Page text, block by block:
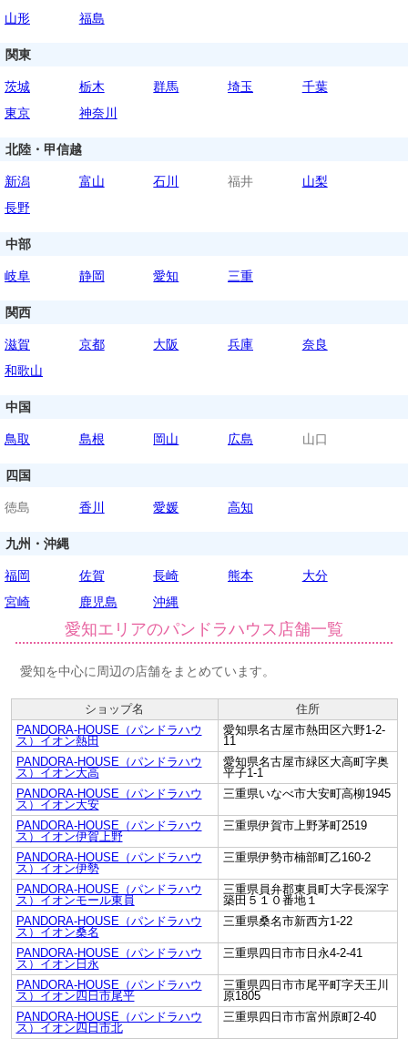
山形 福島
関東
茨城 栃木 群馬 埼玉
千葉
東京
神奈川
北陸・甲信越
新潟 富山 石川 福井
山梨
長野
中部
岐阜 静岡 愛知 三重
関西
滋賀 京都 大阪 兵庫
奈良
和歌山
中国
鳥取 島根 岡山 広島 山口
四国
徳島 香川 愛媛 高知
九州・沖縄
福岡 佐賀 長崎 熊本
大分
宮崎
鹿児島 沖縄
愛知エリアのパンドラハウス店舗一覧
愛知を中心に周辺の店舗をまとめています。
ショップ名
住所
PANDORA-HOUSE（パンドラハウ
ス）イオン熱田
愛知県名古屋市熱田区六野1-2-
11
PANDORA-HOUSE（パンドラハウ
ス）イオン大高
愛知県名古屋市緑区大高町字奥
平子1-1
PANDORA-HOUSE（パンドラハウ
ス）イオン大安
三重県いなべ市大安町高柳1945
PANDORA-HOUSE（パンドラハウ
ス）イオン伊賀上野
三重県伊賀市上野茅町2519
PANDORA-HOUSE（パンドラハウ
ス）イオン伊勢
三重県伊勢市楠部町乙160-2
PANDORA-HOUSE（パンドラハウ
ス）イオンモール東員
三重県員弁郡東員町大字長深字
築田５１０番地１
PANDORA-HOUSE（パンドラハウ
ス）イオン桑名
三重県桑名市新西方1-22
PANDORA-HOUSE（パンドラハウ
ス）イオン日永
三重県四日市市日永4-2-41
PANDORA-HOUSE（パンドラハウ
ス）イオン四日市尾平
三重県四日市市尾平町字天王川
原1805
PANDORA-HOUSE（パンドラハウ
ス）イオン四日市北
三重県四日市市富州原町2-40